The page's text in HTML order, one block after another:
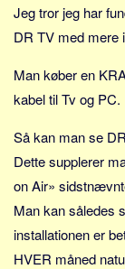
Tyrkiet
Frankrig
Sverige
Norge
Thailand
Italien
Grækenland
USA
Jeg tror jeg har
DR TV med mere
Man køber en
kabel til Tv og PC.
Så kan man se
Dette supplerer
on Air»
Man kan således
installationen er
HVER måned